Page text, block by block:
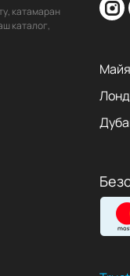
катамаран
каталог,